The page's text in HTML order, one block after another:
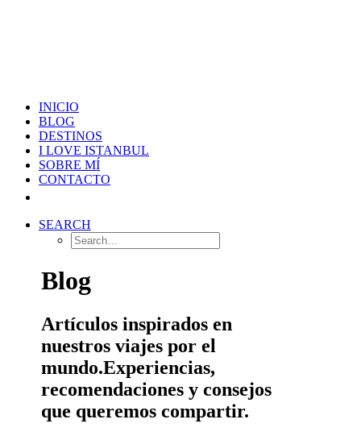
INICIO
BLOG
DESTINOS
I LOVE ISTANBUL
SOBRE MÍ
CONTACTO
SEARCH
Blog
Artículos inspirados en
nuestros viajes por el
mundo.Experiencias,
recomendaciones y consejos
que queremos compartir.